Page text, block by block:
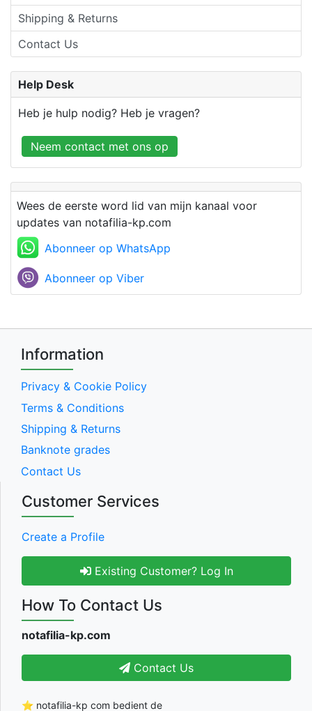
Shipping & Returns
Contact Us
Help Desk
Heb je hulp nodig? Heb je vragen?
Neem contact met ons op
Wees de eerste word lid van mijn kanaal voor
updates van notafilia-kp.com
Abonneer op WhatsApp
Abonneer op Viber
Information
Privacy & Cookie Policy
Terms & Conditions
Shipping & Returns
Banknote grades
Contact Us
Customer Services
Create a Profile
Existing Customer? Log In
How To Contact Us
notafilia-kp.com
Contact Us
⭐ notafilia-kp com bedient de